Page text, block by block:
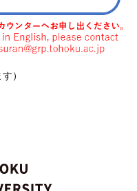
）